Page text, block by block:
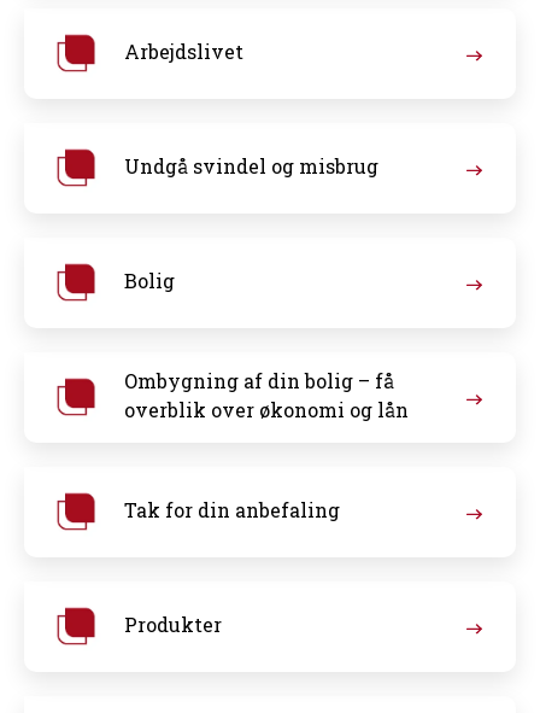
Arbejdslivet
Undgå svindel og misbrug
Bolig
Ombygning af din bolig – få
overblik over økonomi og lån
Tak for din anbefaling
Produkter